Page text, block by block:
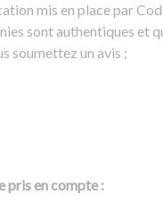
mis en place par
sont authentiques et
soumettez un avis ;
pris en compte :